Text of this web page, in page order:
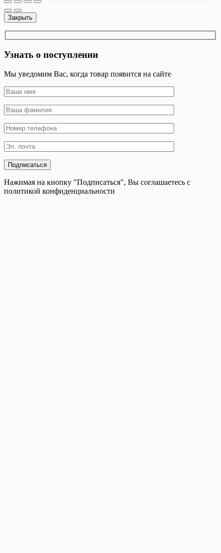
Закрыть
Узнать о поступлении
Мы уведомим Вас, когда товар появится на сайте
Нажимая на кнопку "Подписаться", Вы соглашаетесь с
политикой конфиденциальности